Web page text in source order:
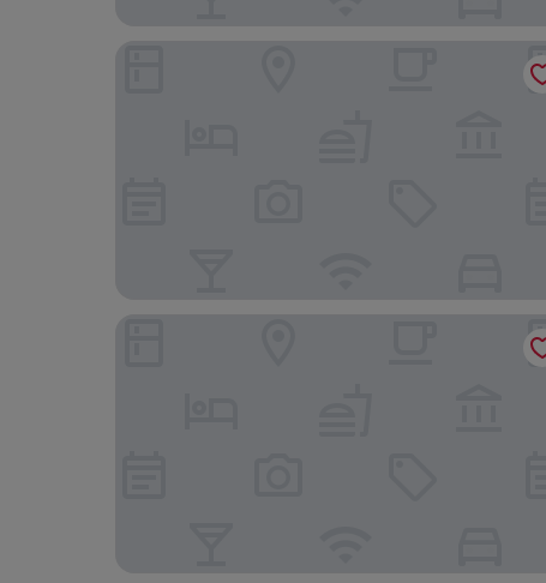
Inn at the Mission San Juan Capistrano,
Residence Inn by Marriott Dana Point San Juan